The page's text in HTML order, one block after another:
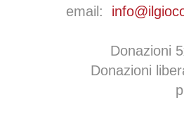
email:
Donazioni
Donazioni